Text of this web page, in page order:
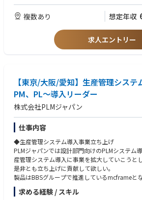
・PDM（製品データ管理）若しくはBOM（部品
経験複数あり 想定年収
求人エントリー
【東京/大阪/愛知】生産管理システ
PM、PL～導入リーダー
株式会社PLMジャパン
仕事内容
◆生産管理システム導入事業立ち上げ
PLMジャパンでは設計部門向けのPLMシステム
産管理システム導入に事業を拡大していこうとし
是非とも立ち上げに貢献して欲しい。
製品はBBSグループで推進しているmcframeと
ればベターだが、他製品でもベンダーとして
構築経験があれば問題ない。mcframeは入社後
求める経験 / スキル